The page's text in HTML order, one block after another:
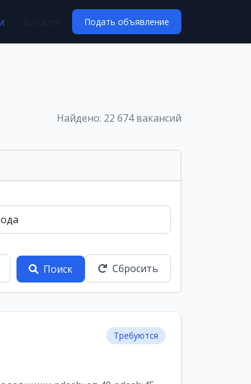
Подать объявление
Найдено: 22 674 вакансий
Поиск
Сбросить
Требуются